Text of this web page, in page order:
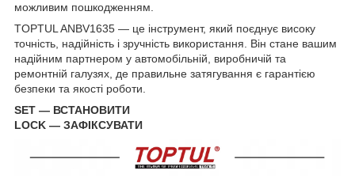
можливим пошкодженням.
TOPTUL ANBV1635 — це інструмент, який поєднує високу
точність, надійність і зручність використання. Він стане вашим
надійним партнером у автомобільній, виробничій та
ремонтній галузях, де правильне затягування є гарантією
безпеки та якості роботи.
SET — ВСТАНОВИТИ
LOCK — ЗАФІКСУВАТИ